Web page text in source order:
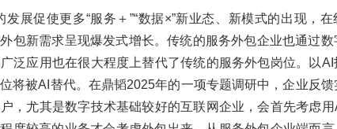
展促使更多“服务＋”“数据×”新业态、新模式的出现，在
包新需求呈现爆发式增长。传统的服务外包企业也通过数
泛应用也在很大程度上替代了传统的服务外包岗位。以AI
将被AI替代。在鼎韬2025年的一项专题调研中，企业反馈
，尤其是数字技术基础较好的互联网企业，会首先考虑用